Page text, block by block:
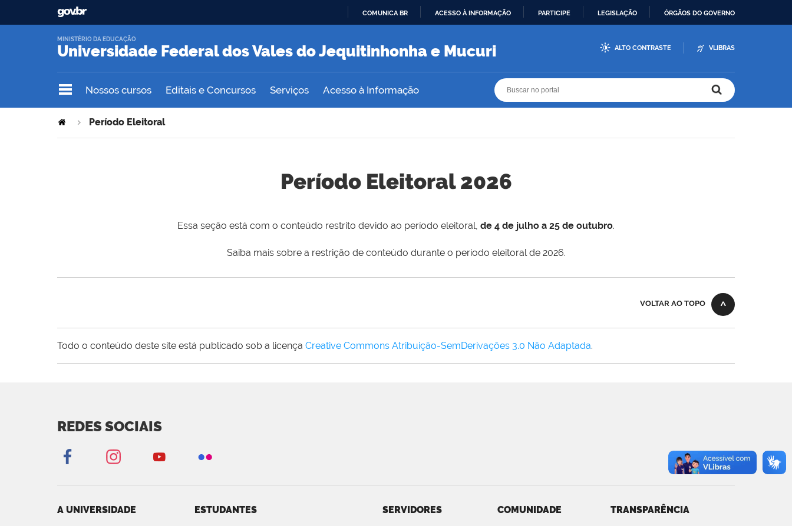
O
COMUNICA BR ACESSO À INFORMAÇÃO PARTICIPE LEGISLAÇÃO ÓRGÃOS DO GOVERNO
Universidade Federal dos Vales do Jequitinhonha e Mucuri
MINISTÉRIO DA EDUCAÇÃO
ALTO CONTRASTE VLIBRAS
Nossos cursos Editais e Concursos Serviços Acesso à Informação
Período Eleitoral
Período Eleitoral 2026
Essa seção está com o conteúdo restrito devido ao período eleitoral, de 4 de julho a 25 de outubro.
Saiba mais sobre a restrição de conteúdo durante o período eleitoral de 2026.
VOLTAR AO TOPO
Todo o conteúdo deste site está publicado sob a licença Creative Commons Atribuição-SemDerivações 3.0 Não Adaptada.
REDES SOCIAIS
A UNIVERSIDADE ESTUDANTES SERVIDORES COMUNIDADE TRANSPARÊNCIA